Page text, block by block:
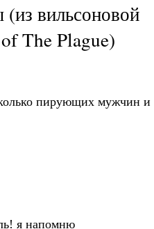
вильсоновой
The Plague)
пирующих мужчин и
я напомню